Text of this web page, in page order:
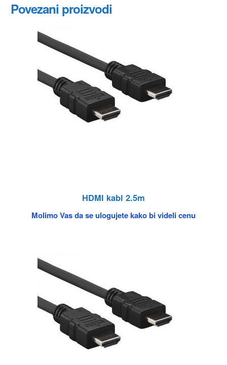
Povezani proizvodi
HDMI kabl 2.5m
Molimo Vas da se ulogujete kako bi videli cenu